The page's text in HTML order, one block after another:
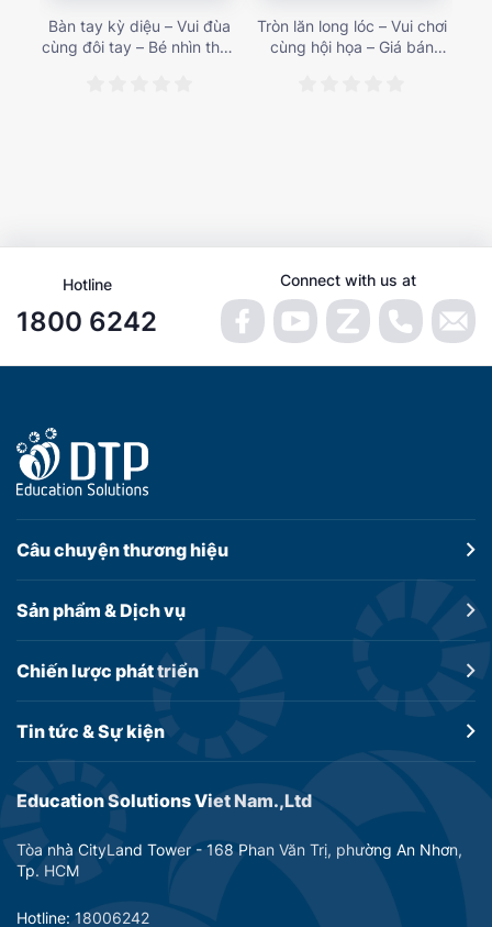
Bàn tay kỳ diệu – Vui đùa
cùng đôi tay – Bé nhìn thấy
Tròn lăn long lóc – Vui chơi
cùng hội họa – Giá bán
Hotline
1800 6242
Connect with us at
Education Solutions Viet Nam.,Ltd
Tòa nhà CityLand Tower - 168 Phan Văn Trị, phường An Nhơn,
Tp. HCM
Hotline: 18006242
Câu chuyệnthương hiệu
Sản phẩm &Dịch vụ
Chiến lược phát triển
Tin tức &Sự kiện